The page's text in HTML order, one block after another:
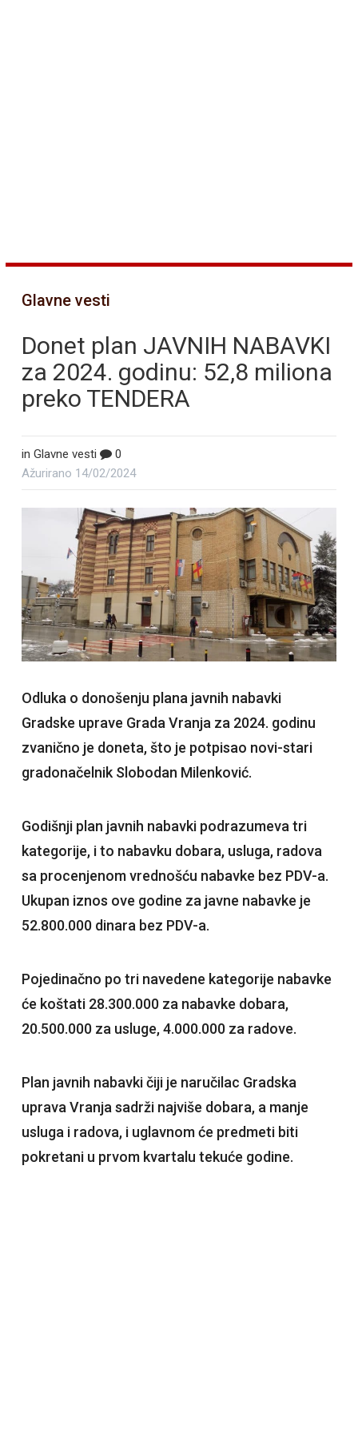
Glavne vesti
Donet plan JAVNIH NABAVKI
za 2024. godinu: 52,8 miliona
preko TENDERA
in Glavne vesti
0
Ažurirano 14/02/2024
Odluka o donošenju plana javnih nabavki
Gradske uprave Grada Vranja za 2024. godinu
zvanično je doneta, što je potpisao novi-stari
gradonačelnik Slobodan Milenković.
Godišnji plan javnih nabavki podrazumeva tri
kategorije, i to nabavku dobara, usluga, radova
sa procenjenom vrednošću nabavke bez PDV-a.
Ukupan iznos ove godine za javne nabavke je
52.800.000 dinara bez PDV-a.
Pojedinačno po tri navedene kategorije nabavke
će koštati 28.300.000 za nabavke dobara,
20.500.000 za usluge, 4.000.000 za radove.
Plan javnih nabavki čiji je naručilac Gradska
uprava Vranja sadrži najviše dobara, a manje
usluga i radova, i uglavnom će predmeti biti
pokretani u prvom kvartalu tekuće godine.